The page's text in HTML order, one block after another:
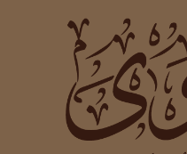
طريقة البحث